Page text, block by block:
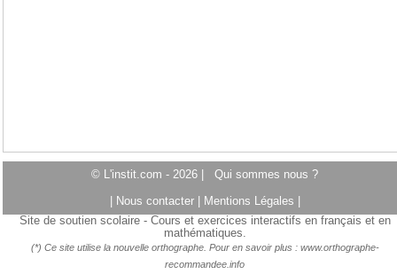
© L'instit.com - 2026 | Qui sommes nous ?
Nous contacter Mentions Légales
Site de soutien scolaire - Cours et exercices interactifs en français et en
mathématiques.
(*) Ce site utilise la nouvelle orthographe. Pour en savoir plus : www.orthographe-
recommandee.info